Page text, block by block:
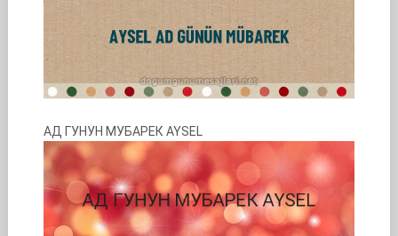
АД ГУНУН МУБАРЕК AYSEL